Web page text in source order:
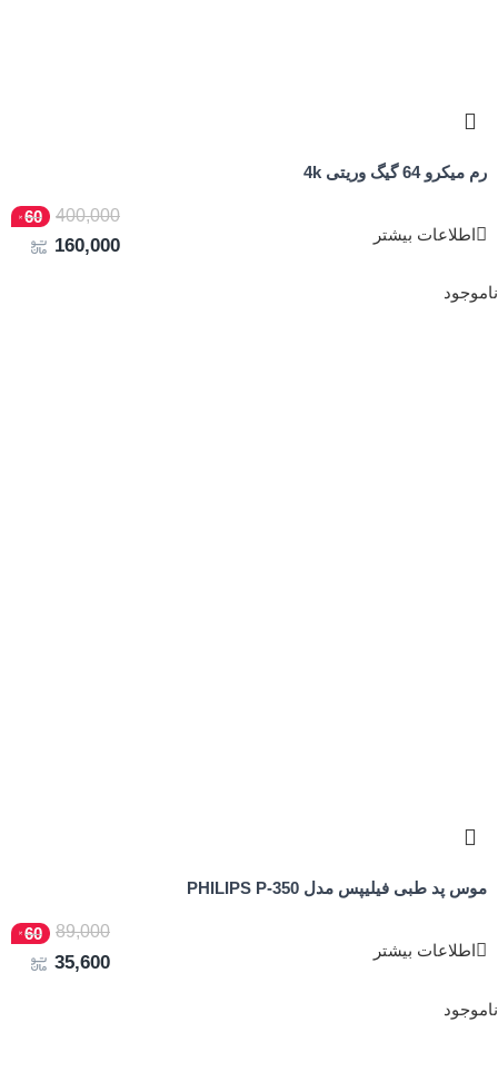
رم میکرو 64 گیگ وریتی 4k
اطلاعات بیشتر
400,000
60
160,000
ناموجود
موس پد طبی فیلیپس مدل PHILIPS P-350
اطلاعات بیشتر
89,000
60
35,600
ناموجود